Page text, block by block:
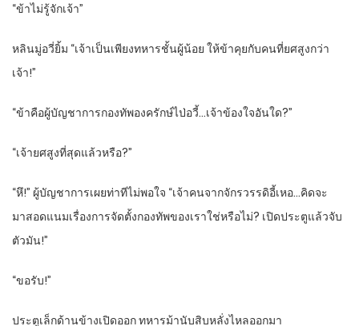
“ข้าไม่รู้จักเจ้า”
หลินมู่อวี่ยิ้ม “เจ้าเป็นเพียงทหารชั้นผู้น้อย ให้ข้าคุยกับคนที่ยศสูงกว่า
เจ้า!”
“ข้าคือผู้บัญชาการกองทัพองครักษ์ไป่อวี้…เจ้าข้องใจอันใด?”
“เจ้ายศสูงที่สุดแล้วหรือ?”
“หึ!” ผู้บัญชาการเผยท่าทีไม่พอใจ “เจ้าคนจากจักรวรรดิอี้เหอ…คิดจะ
มาสอดแนมเรื่องการจัดตั้งกองทัพของเราใช่หรือไม่? เปิดประตูแล้วจับ
ตัวมัน!”
“ขอรับ!”
ประตูเล็กด้านข้างเปิดออก ทหารม้านับสิบหลั่งไหลออกมา